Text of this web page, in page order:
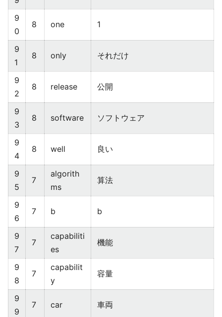
9
0
8 one 1
9
1
8 only それだけ
9
2
8 release 公開
9
3
8 software ソフトウェア
9
4
8 well 良い
9
5
7
algorith
ms
算法
9
6
7 b b
9
7
7
capabiliti
es
機能
9
8
7
capabilit
y
容量
9
9
7 car 車両